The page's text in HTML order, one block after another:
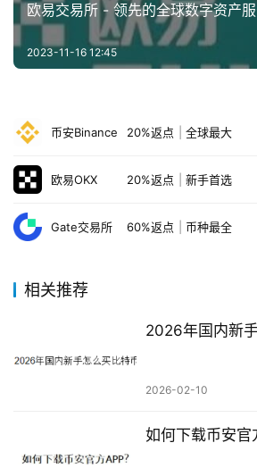
欧易交易所 - 领先的全球数字资产
2023-11-16 12:45
币安Binance 20%返点 全球最大
欧易OKX 20%返点 新手首选
Gate交易所 60%返点 币种最全
相关推荐
2026年国内新
2026-02-10
如何下载币安官